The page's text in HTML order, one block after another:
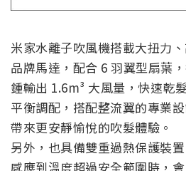
米家水離子吹風機搭載大扭力
品牌馬達，配合 6 羽翼型扇葉
鍾輸出 1.6m³ 大風量，快速乾
平衡調配，搭配整流翼的專業
帶來更安靜愉悅的吹髮體驗。
另外，也具備雙重過熱保護裝
感應到溫度超過安全範圍時，